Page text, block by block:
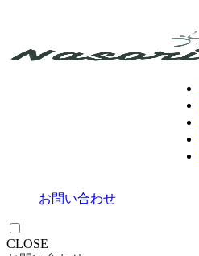
お問い合わせ
CLOSE